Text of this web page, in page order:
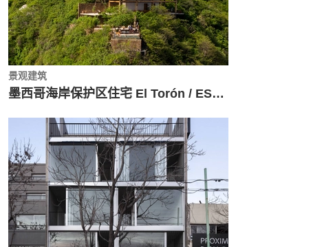
景观建筑
墨西哥海岸保护区住宅 El Torón / ESTUDIO Ignacio Urquiza Ana Paula de Alba